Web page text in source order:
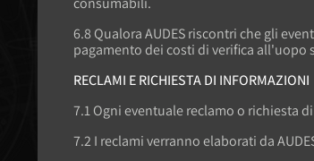
6.8 Qualora AUDES riscontri che gli
pagamento dei costi di verifica all'uopo
RECLAMI E RICHIESTA DI INFORMAZIONI
7.1 Ogni eventuale reclamo o richiesta
7.2 I reclami verranno elaborati da